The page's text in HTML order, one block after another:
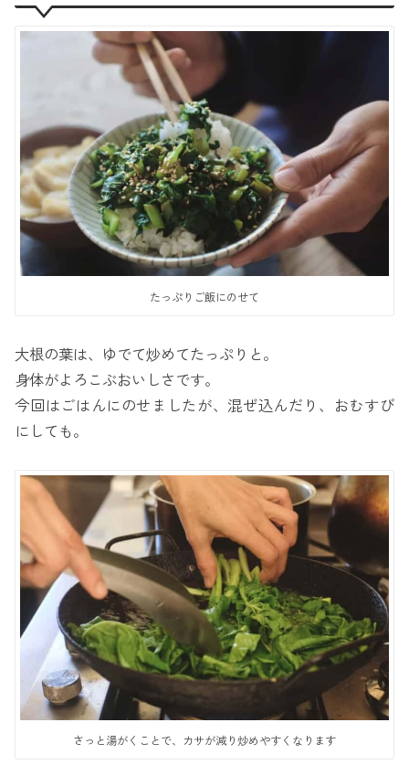
たっぷりご飯にのせて
大根の葉は、ゆでて炒めてたっぷりと。
身体がよろこぶおいしさです。
今回はごはんにのせましたが、混ぜ込んだり、おむすび
にしても。
さっと湯がくことで、カサが減り炒めやすくなります